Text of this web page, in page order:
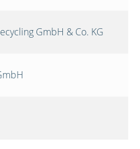
GmbH & Co. KG